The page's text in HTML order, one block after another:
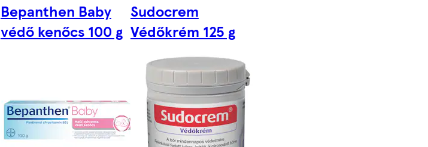
Bepanthen Baby
védő kenőcs 100 g
Sudocrem
Védőkrém 125 g